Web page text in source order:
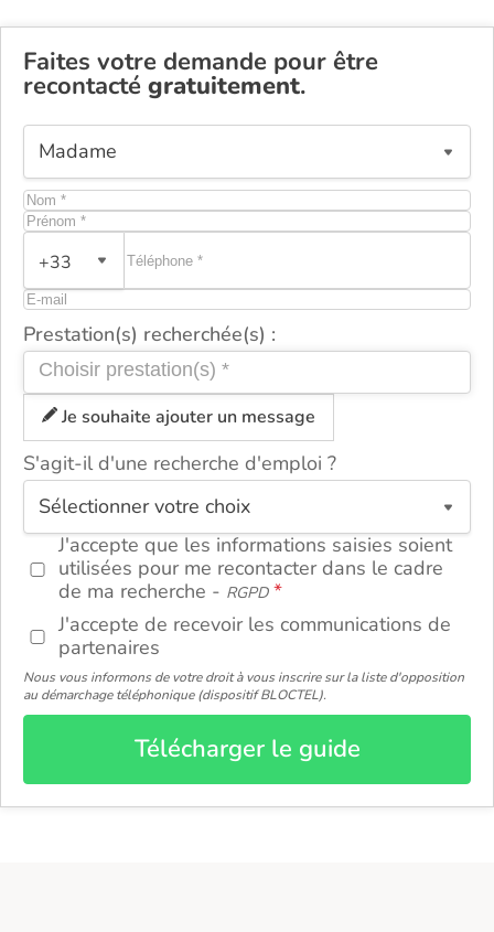
Faites votre demande pour être
recontacté gratuitement.
+33
Prestation(s) recherchée(s) :
Je souhaite ajouter un message
S'agit-il d'une recherche d'emploi ?
J'accepte que les informations saisies soient
utilisées pour me recontacter dans le cadre
de ma recherche - RGPD
J'accepte de recevoir les communications de
partenaires
Nous vous informons de votre droit à vous inscrire sur la liste d'opposition
au démarchage téléphonique (dispositif BLOCTEL).
Télécharger le guide
ou